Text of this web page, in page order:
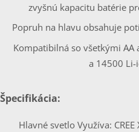
zvyšnú kapacitu batérie
Popruh na hlavu obsahuje
Kompatibilná so všetkými
a 14500
Špecifikácia:
Hlavné svetlo Využíva: